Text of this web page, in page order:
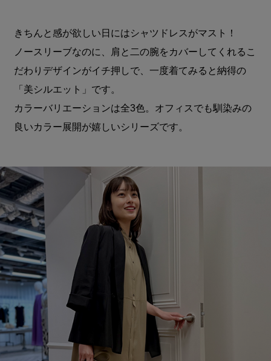
きちんと感が欲しい日にはシャツドレスがマスト！
ノースリーブなのに、肩と二の腕をカバーしてくれるこ
だわりデザインがイチ押しで、一度着てみると納得の
「美シルエット」です。
カラーバリエーションは全3色。オフィスでも馴染みの
良いカラー展開が嬉しいシリーズです。